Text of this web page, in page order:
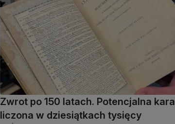
Zwrot po 150 latach. Potencjalna kara
liczona w dziesiątkach tysięcy